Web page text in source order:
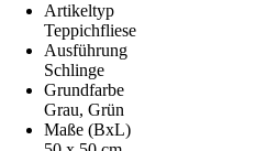
Artikeltyp
Teppichfliese
Ausführung
Schlinge
Grundfarbe
Grau, Grün
Maße (BxL)